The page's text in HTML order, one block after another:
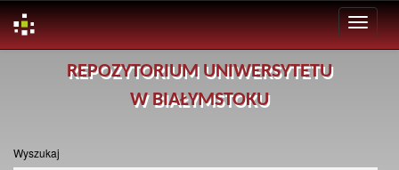
REPOZYTORIUM UNIWERSYTETU
W BIAŁYMSTOKU
Wyszukaj